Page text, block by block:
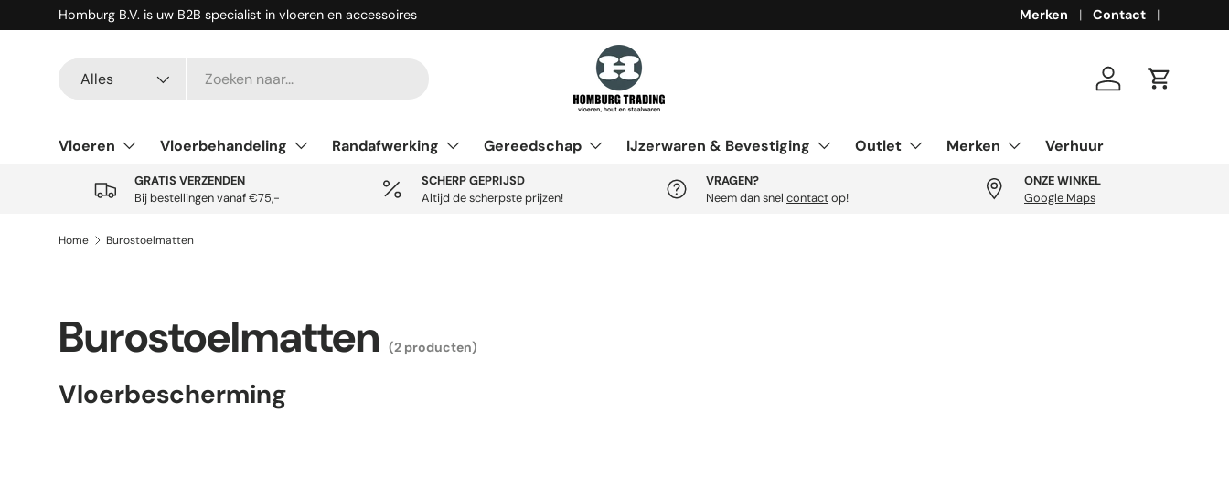
Ga naar inhoud
Homburg B.V. is uw B2B specialist in vloeren en accessoires Merken Contact
Alles Inloggen
Vloeren Vloerbehandeling Randafwerking Gereedschap IJzerwaren & Bevestiging Outlet Merken Verhuur
GRATIS VERZENDEN
Bij bestellingen vanaf €75,-
SCHERP GEPRIJSD
Altijd de scherpste prijzen!
VRAGEN?
Neem dan snel contactop!
ONZE WINKEL
Google Maps
Home Burostoelmatten
Burostoelmatten (2 producten)
Vloerbescherming